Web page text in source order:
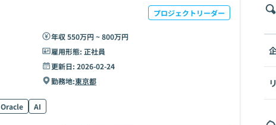
プロジェクトリーダー
年収 550万円 ~ 800万円
雇用形態: 正社員
更新日: 2026-02-24
勤務地:東京都
Oracle AI